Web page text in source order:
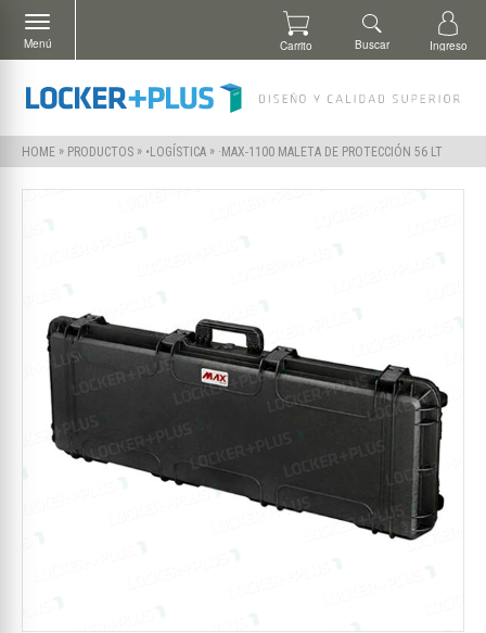
HOME » PRODUCTOS » •LOGÍSTICA » ·MAX-1100 MALETA DE PROTECCIÓN 56 LT
Menú Carrito Buscar Ingreso